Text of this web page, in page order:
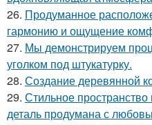
26. Продуманное
гармонию и ощущение
27. Мы демонстрируем
уголком под штукатурку.
28. Создание деревянной
29. Стильное
деталь продумана с